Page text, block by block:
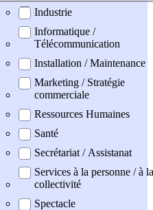
Industrie
Informatique /
Télécommunication
Installation / Maintenance
Marketing / Stratégie
commerciale
Ressources Humaines
Santé
Secrétariat / Assistanat
Services à la personne / à la
collectivité
Spectacle